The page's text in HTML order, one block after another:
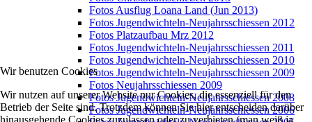
Fotos Ausflug Loana Land (Jun 2013)
Fotos Jugendwichteln-Neujahrsschiessen 2012
Fotos Platzaufbau Mrz 2012
Fotos Jugendwichteln-Neujahrsschiessen 2011
Fotos Jugendwichteln-Neujahrsschiessen 2010
Fotos Jugendwichteln-Neujahrsschiessen 2009
Fotos Neujahrsschiessen 2009
Fotos Jugendwichteln-Neujahrsschiessen 2008
Fotos Jugendwichteln-Neujahrsschiessen 2006
Wir benutzen Cookies
Wir nutzen auf unserer Website nur Cookies, die essenziell für den
Betrieb der Seite sind. Trotzdem können Sie hier entscheiden darüber
hinausgehende Cookies zuzulassen oder zu verbieten (man weiß ja